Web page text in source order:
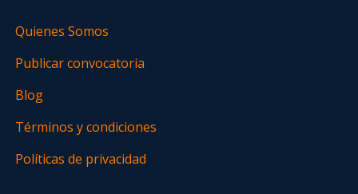
Quienes Somos
Publicar convocatoria
Blog
Términos y condiciones
Políticas de privacidad